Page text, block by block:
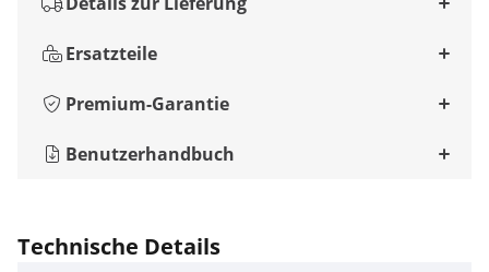
Ersatzteile
Premium-Garantie
Benutzerhandbuch
Technische Details